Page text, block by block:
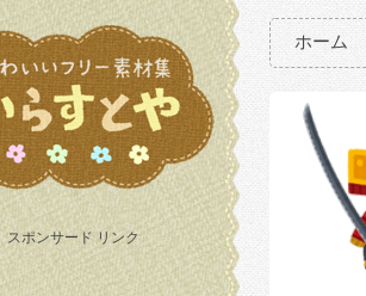
スポンサード リンク
ホーム